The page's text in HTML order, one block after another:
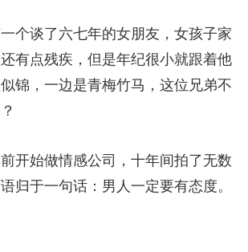
个谈了六七年的女朋友，女孩子家
有点残疾，但是年纪很小就跟着他
锦，一边是青梅竹马，这位兄弟不
开始做情感公司，十年间拍了无数
归于一句话：男人一定要有态度。